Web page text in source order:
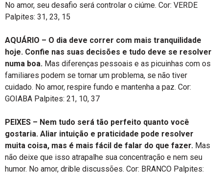
No amor, seu desafio será controlar o ciúme. Cor: VERDE
Palpites: 31, 23, 15
AQUÁRIO – O dia deve correr com mais tranquilidade
hoje. Confie nas suas decisões e tudo deve se resolver
numa boa. Mas diferenças pessoais e as picuinhas com os
familiares podem se tornar um problema, se não tiver
cuidado. No amor, respire fundo e mantenha a paz. Cor:
GOIABA Palpites: 21, 10, 37
PEIXES – Nem tudo será tão perfeito quanto você
gostaria. Aliar intuição e praticidade pode resolver
muita coisa, mas é mais fácil de falar do que fazer. Mas
não deixe que isso atrapalhe sua concentração e nem seu
humor. No amor, drible discussões. Cor: BRANCO Palpites: